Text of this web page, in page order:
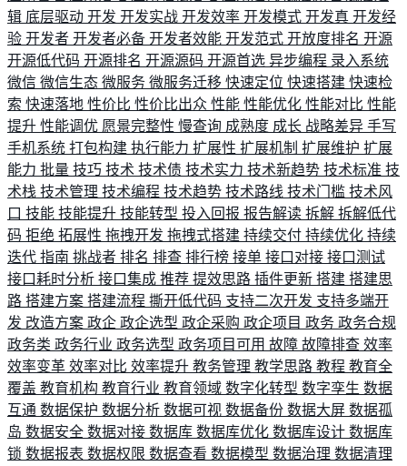
辑 底层驱动 开发 开发实战 开发效率 开发模式 开发真 开发经
验 开发者 开发者必备 开发者效能 开发范式 开放度排名 开源
开源低代码 开源排名 开源源码 开源首选 异步编程 录入系统
微信 微信生态 微服务 微服务迁移 快速定位 快速搭建 快速检
索 快速落地 性价比 性价比出众 性能 性能优化 性能对比 性能
提升 性能调优 愿景完整性 慢查询 成熟度 成长 战略差异 手写
手机系统 打包构建 执行能力 扩展性 扩展机制 扩展维护 扩展
能力 批量 技巧 技术 技术债 技术实力 技术新趋势 技术标准 技
术栈 技术管理 技术编程 技术趋势 技术路线 技术门槛 技术风
口 技能 技能提升 技能转型 投入回报 报告解读 拆解 拆解低代
码 拒绝 拓展性 拖拽开发 拖拽式搭建 持续交付 持续优化 持续
迭代 指南 挑战者 排名 排查 排行榜 接单 接口对接 接口测试
接口耗时分析 接口集成 推荐 提效思路 插件更新 搭建 搭建思
路 搭建方案 搭建流程 撕开低代码 支持二次开发 支持多端开
发 改造方案 政企 政企选型 政企采购 政企项目 政务 政务合规
政务类 政务行业 政务选型 政务项目可用 故障 故障排查 效率
效率变革 效率对比 效率提升 教务管理 教学思路 教程 教育全
覆盖 教育机构 教育行业 教育领域 数字化转型 数字孪生 数据
互通 数据保护 数据分析 数据可视 数据备份 数据大屏 数据孤
岛 数据安全 数据对接 数据库 数据库优化 数据库设计 数据库
锁 数据报表 数据权限 数据查看 数据模型 数据治理 数据清理